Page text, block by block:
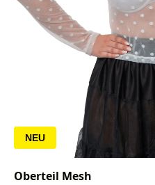
NEU
Oberteil Mesh